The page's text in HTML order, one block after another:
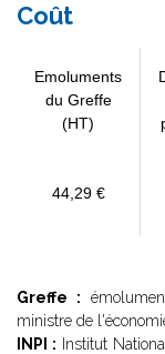
Coût
Emoluments
du Greffe
(HT)
44,29 €
Greffe :
ministre de
INPI : Institut